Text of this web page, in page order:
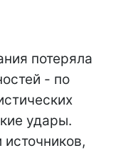
потеряла
- по
удары.